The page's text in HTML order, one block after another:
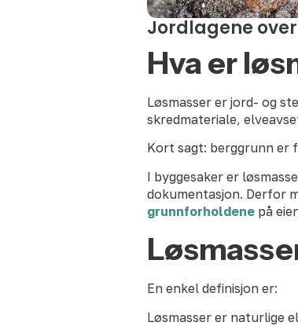
Jordlagene
Hva er
Løsmasser er jord- og
skredmateriale,
Kort sagt: berggrunn er
I byggesaker er
dokumentasjon. Derfor
grunnforholdene på
En enkel definisjon er:
Løsmasser er naturlige